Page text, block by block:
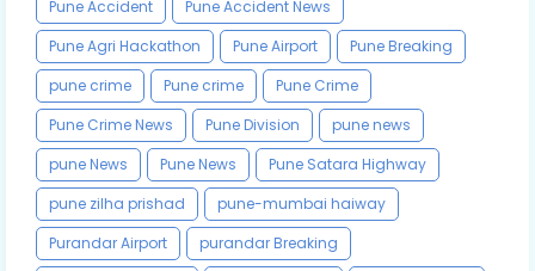
Pune Accident
Pune Accident News
Pune Agri Hackathon
Pune Airport
Pune Breaking
pune crime
Pune crime
Pune Crime
Pune Crime News
Pune Division
pune news
pune News
Pune News
Pune Satara Highway
pune zilha prishad
pune-mumbai haiway
Purandar Airport
purandar Breaking